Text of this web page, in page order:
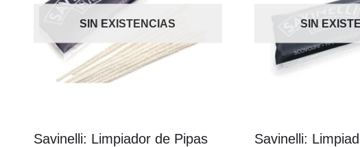
SIN EXISTENCIAS
Savinelli: Limpiador de Pipas
SIN
Savinelli: